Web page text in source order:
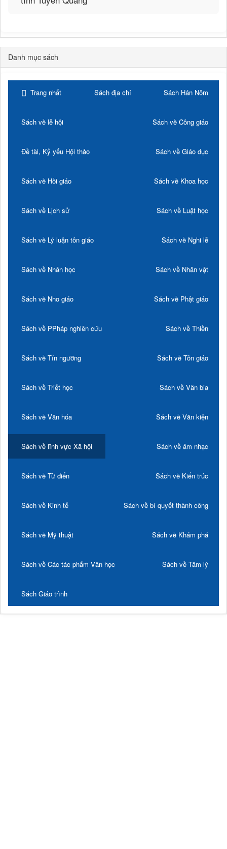
Danh mục sách
Trang nhất Sách địa chí Sách Hán Nôm
Sách về lễ hội Sách về Công giáo
Đề tài, Kỷ yếu Hội thảo Sách về Giáo dục
Sách về Hồi giáo Sách về Khoa học
Sách về Lịch sử Sách về Luật học
Sách về Lý luận tôn giáo Sách về Nghi lễ
Sách về Nhân học Sách về Nhân vật
Sách về Nho giáo Sách về Phật giáo
Sách về PPháp nghiên cứu Sách về Thiền
Sách về Tín ngưỡng Sách về Tôn giáo
Sách về Triết học Sách về Văn bia
Sách về Văn hóa Sách về Văn kiện
Sách về lĩnh vực Xã hội Sách về âm nhạc
Sách về Từ điển Sách về Kiến trúc
Sách về Kinh tế Sách về bí quyết thành công
Sách về Mỹ thuật Sách về Khám phá
Sách về Các tác phẩm Văn học Sách về Tâm lý
Sách Giáo trình